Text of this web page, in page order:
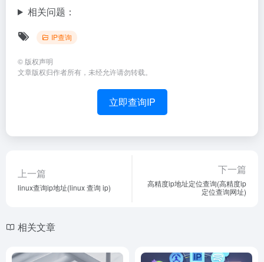
相关问题：
IP查询
© 版权声明
文章版权归作者所有，未经允许请勿转载。
立即查询IP
上一篇
linux查询ip地址(linux 查询 ip)
下一篇
高精度ip地址定位查询(高精度ip
定位查询网址)
相关文章